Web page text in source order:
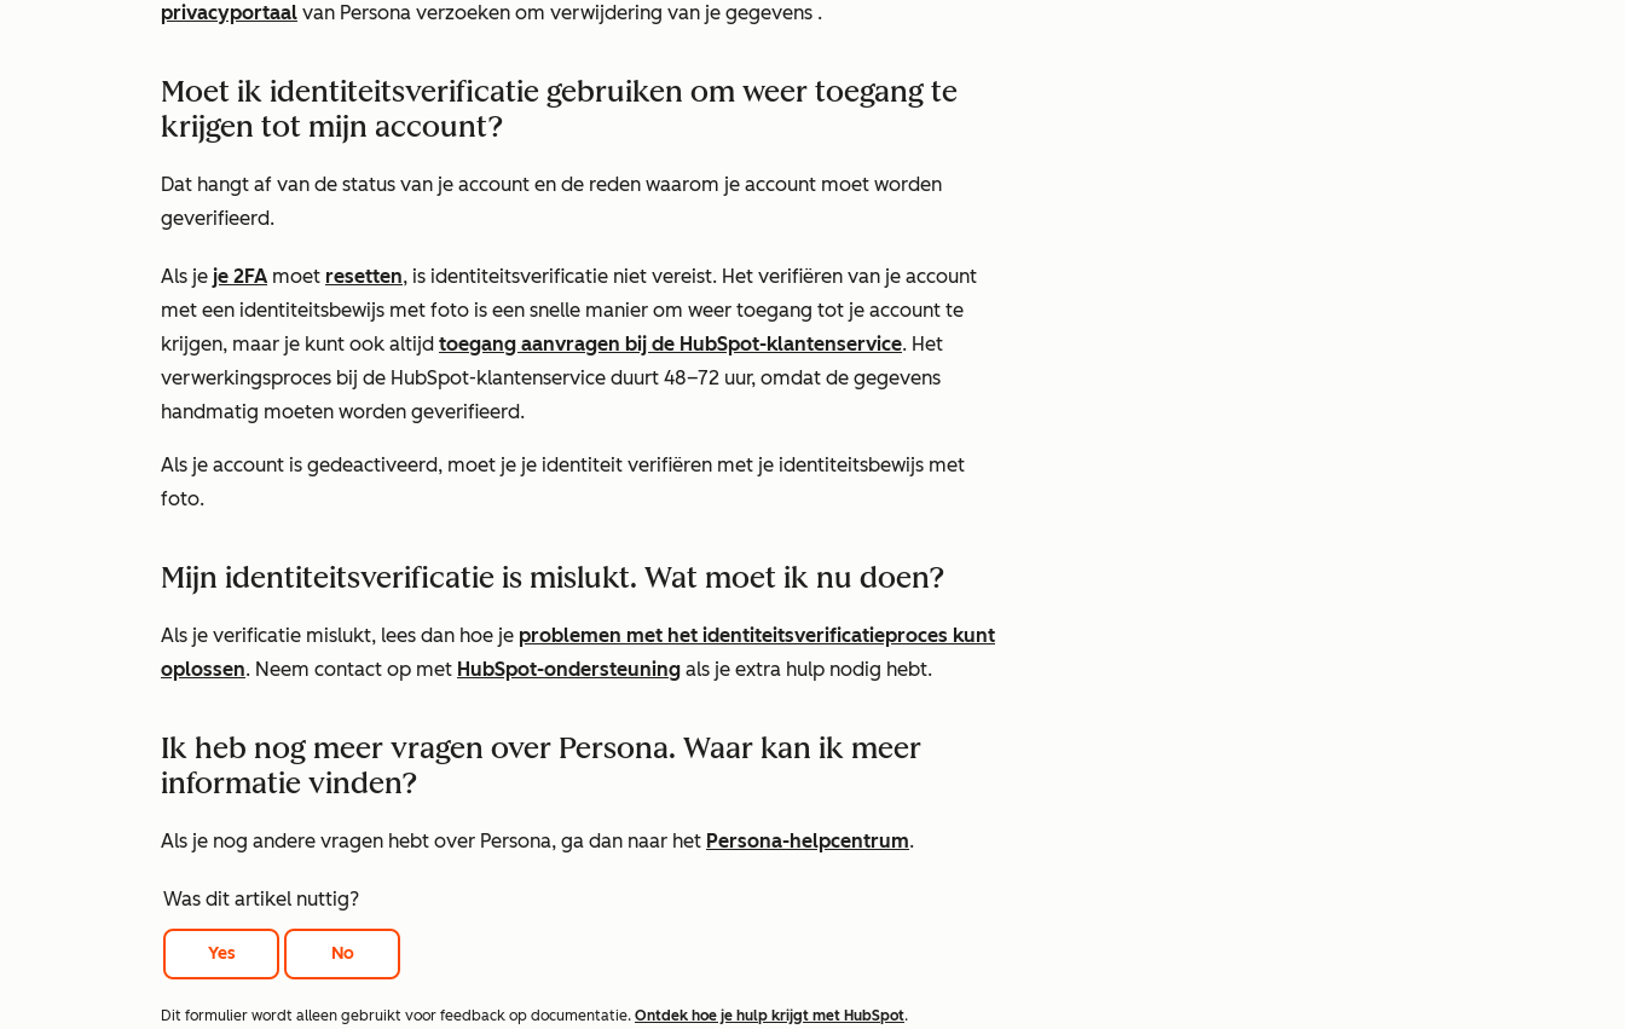
privacyportaal van Persona verzoeken om verwijdering van je gegevens .
Moet ik identiteitsverificatie gebruiken om weer toegang te
krijgen tot mijn account?
Dat hangt af van de status van je account en de reden waarom je account moet worden
geverifieerd.
Als je je 2FA moet resetten, is identiteitsverificatie niet vereist. Het verifiëren van je account
met een identiteitsbewijs met foto is een snelle manier om weer toegang tot je account te
krijgen, maar je kunt ook altijd toegang aanvragen bij de HubSpot-klantenservice. Het
verwerkingsproces bij de HubSpot-klantenservice duurt 48–72 uur, omdat de gegevens
handmatig moeten worden geverifieerd.
Als je account is gedeactiveerd, moet je je identiteit verifiëren met je identiteitsbewijs met
foto.
Mijn identiteitsverificatie is mislukt. Wat moet ik nu doen?
Als je verificatie mislukt, lees dan hoe je problemen met het identiteitsverificatieproces kunt
oplossen. Neem contact op met HubSpot-ondersteuning als je extra hulp nodig hebt.
Ik heb nog meer vragen over Persona. Waar kan ik meer
informatie vinden?
Als je nog andere vragen hebt over Persona, ga dan naar het Persona-helpcentrum.
Was dit artikel nuttig?
Yes No
Dit formulier wordt alleen gebruikt voor feedback op documentatie. Ontdek hoe je hulp krijgt met HubSpot.